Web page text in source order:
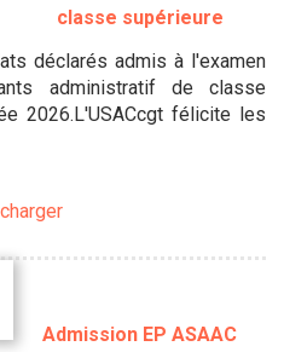
classe supérieure
déclarés admis à l'examen
administratif de classe
2026.L'USACcgt félicite les
Admission EP ASAAC